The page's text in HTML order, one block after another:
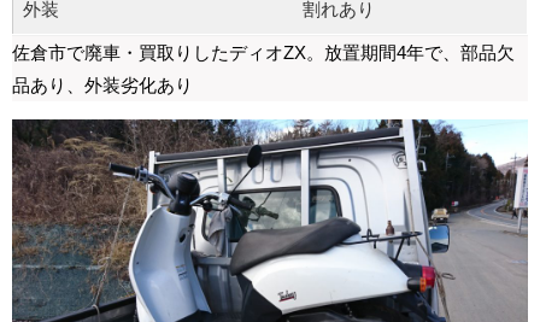
外装 割れあり
佐倉市で廃車・買取りしたディオZX。放置期間4年で、部品欠
品あり、外装劣化あり